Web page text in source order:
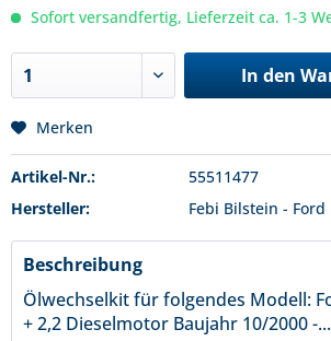
Sofort versandfertig, Lieferzeit ca. 1-3
In den
Merken
Artikel-Nr.:
55511477
Hersteller:
Febi Bilstein - Ford
Beschreibung
Ölwechselkit für folgendes Modell:
+ 2,2 Dieselmotor Baujahr 10/2000 -...